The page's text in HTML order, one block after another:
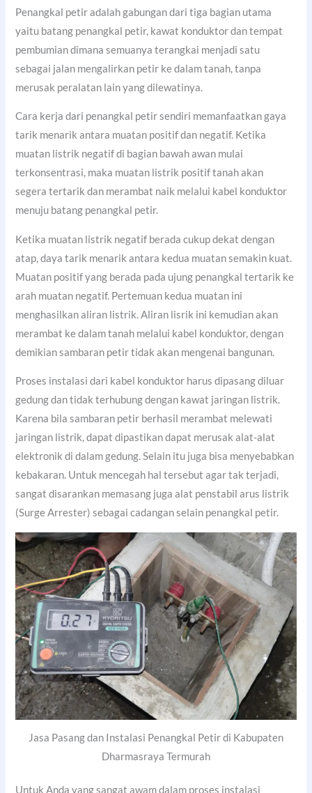
Penangkal petir adalah gabungan dari tiga bagian utama
yaitu batang penangkal petir, kawat konduktor dan tempat
pembumian dimana semuanya terangkai menjadi satu
sebagai jalan mengalirkan petir ke dalam tanah, tanpa
merusak peralatan lain yang dilewatinya.
Cara kerja dari penangkal petir sendiri memanfaatkan gaya
tarik menarik antara muatan positif dan negatif. Ketika
muatan listrik negatif di bagian bawah awan mulai
terkonsentrasi, maka muatan listrik positif tanah akan
segera tertarik dan merambat naik melalui kabel konduktor
menuju batang penangkal petir.
Ketika muatan listrik negatif berada cukup dekat dengan
atap, daya tarik menarik antara kedua muatan semakin kuat.
Muatan positif yang berada pada ujung penangkal tertarik ke
arah muatan negatif. Pertemuan kedua muatan ini
menghasilkan aliran listrik. Aliran lisrik ini kemudian akan
merambat ke dalam tanah melalui kabel konduktor, dengan
demikian sambaran petir tidak akan mengenai bangunan.
Proses instalasi dari kabel konduktor harus dipasang diluar
gedung dan tidak terhubung dengan kawat jaringan listrik.
Karena bila sambaran petir berhasil merambat melewati
jaringan listrik, dapat dipastikan dapat merusak alat-alat
elektronik di dalam gedung. Selain itu juga bisa menyebabkan
kebakaran. Untuk mencegah hal tersebut agar tak terjadi,
sangat disarankan memasang juga alat penstabil arus listrik
(Surge Arrester) sebagai cadangan selain penangkal petir.
Jasa Pasang dan Instalasi Penangkal Petir di Kabupaten
Dharmasraya Termurah
Untuk Anda yang sangat awam dalam proses instalasi